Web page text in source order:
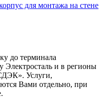
для монтажа на стене
до терминала
Электросталь и в регионы
Услуги,
Вами отдельно, при